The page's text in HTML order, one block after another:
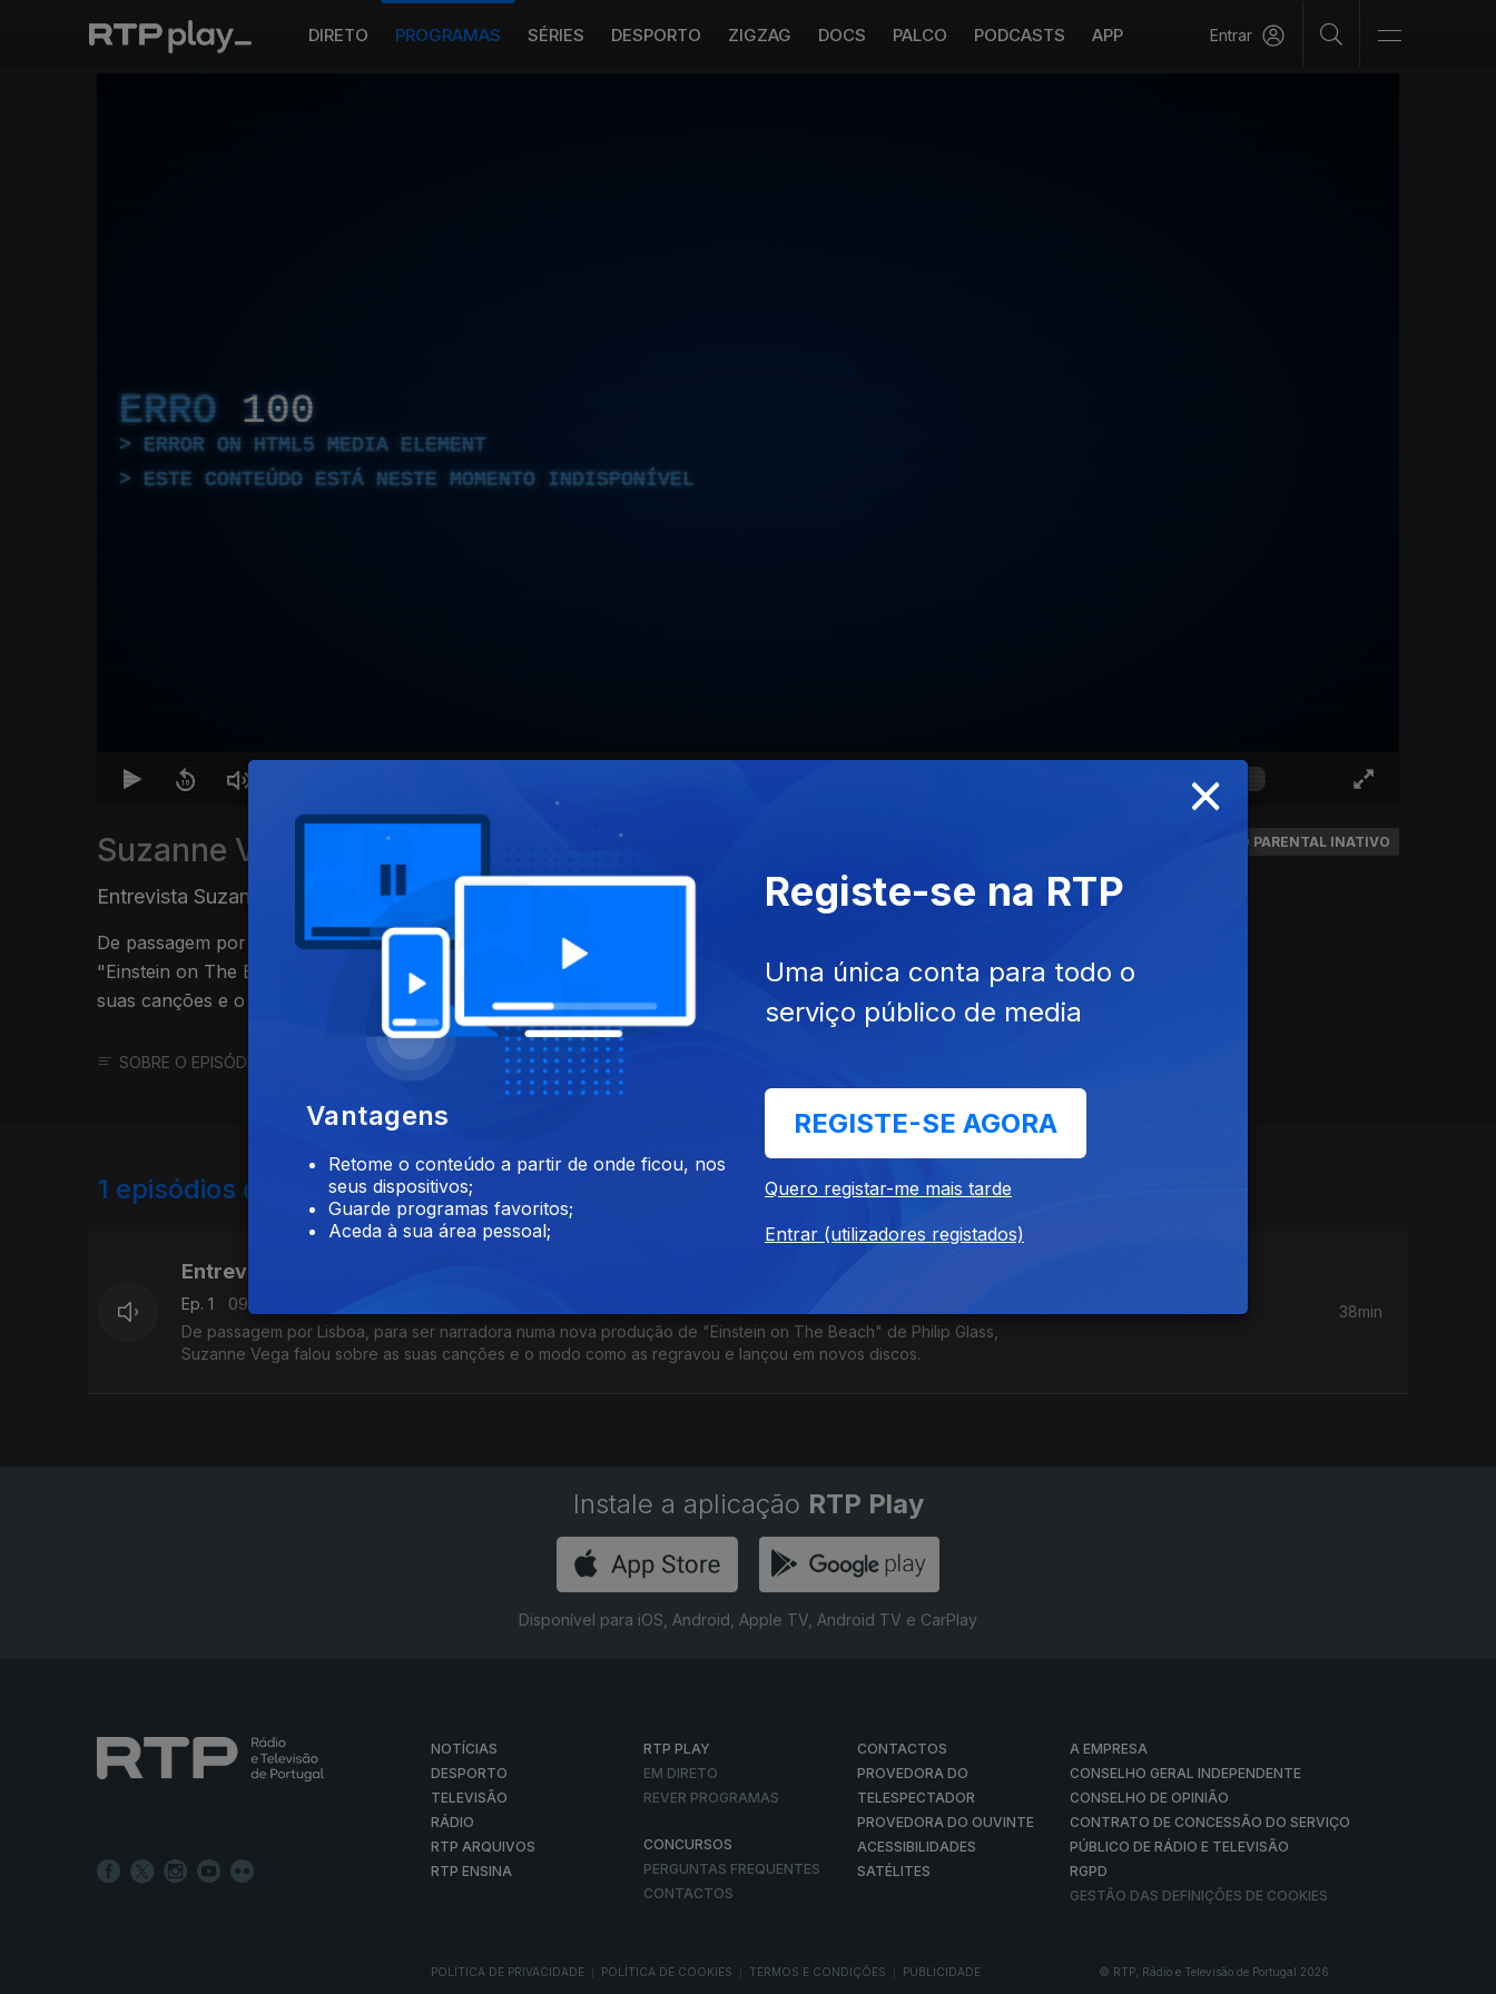
DIRETO PROGRAMAS SÉRIES DESPORTO ZIGZAG DOCS PALCO PODCASTS APP Entrar
ERRO 100
ERROR ON HTML5 MEDIA ELEMENT
ESTE CONTEÚDO ESTÁ NESTE MOMENTO INDISPONÍVEL
Suzanne Vega. Desafios e reencontros.
Entrevista Suzanne Vega Ep. 1 09 jan. 2023
De passagem por Lisboa, para ser narradora numa nova produção de
"Einstein on The Beach" de Philip Glass, Suzanne Vega falou sobre as
suas canções e o modo como as regravou e lançou em novos discos.
CONTROLO PARENTAL INATIVO
SOBRE O EPISÓDIO SOBRE O PROGRAMA SITE ACESSIBILIDADES
1 episódios disponíveis
Entrevista Suzanne Vega
Ep. 1
09 jan. 2023
De passagem por Lisboa, para ser narradora numa nova produção de "Einstein on The Beach" de Philip Glass,
Suzanne Vega falou sobre as suas canções e o modo como as regravou e lançou em novos discos.
38min
Instale a aplicação RTP Play
Disponível para iOS, Android, Apple TV, Android TV e CarPlay
NOTÍCIAS
DESPORTO
TELEVISÃO
RÁDIO
RTP ARQUIVOS
RTP ENSINA
RTP PLAY
EM DIRETO
REVER PROGRAMAS
CONCURSOS
PERGUNTAS FREQUENTES
CONTACTOS
CONTACTOS
PROVEDORA DO
TELESPECTADOR
PROVEDORA DO OUVINTE
ACESSIBILIDADES
SATÉLITES
A EMPRESA
CONSELHO GERAL INDEPENDENTE
CONSELHO DE OPINIÃO
CONTRATO DE CONCESSÃO DO SERVIÇO
PÚBLICO DE RÁDIO E TELEVISÃO
RGPD
GESTÃO DAS DEFINIÇÕES DE COOKIES
POLÍTICA DE PRIVACIDADE POLÍTICA DE COOKIES TERMOS E CONDIÇÕES PUBLICIDADE © RTP, Rádio e Televisão de Portugal 2026
×
Vantagens
Retome o conteúdo a partir de onde ficou, nos
seus dispositivos;
Guarde programas favoritos;
Aceda à sua área pessoal;
Registe-se na RTP
Uma única conta para todo o
serviço público de media
REGISTE-SE AGORA
Quero registar-me mais tarde
Entrar (utilizadores registados)